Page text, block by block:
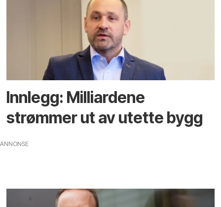
Innlegg: Milliardene
strømmer ut av utette bygg
ANNONSE